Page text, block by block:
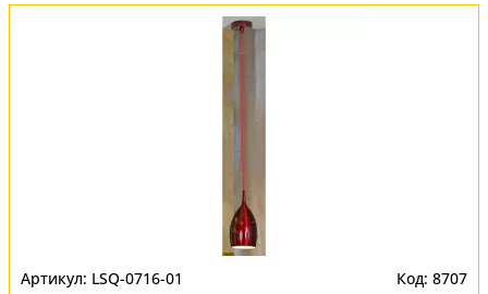
LSQ-0716-01 8707